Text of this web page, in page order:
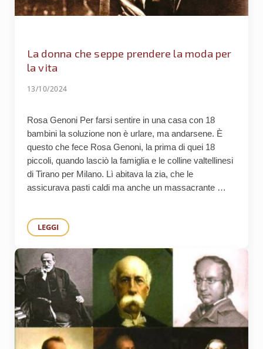
La donna che seppe prendere la moda per
la vita
13/10/2024
Rosa Genoni Per farsi sentire in una casa con 18
bambini la soluzione non è urlare, ma andarsene. È
questo che fece Rosa Genoni, la prima di quei 18
piccoli, quando lasciò la famiglia e le colline valtellinesi
di Tirano per Milano. Lì abitava la zia, che le
assicurava pasti caldi ma anche un massacrante …
LEGGI
LA DONNA CHE SEPPE PRENDERE LA MODA PER LA VITA